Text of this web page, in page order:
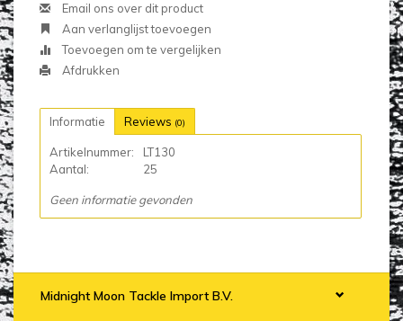
Email ons over dit product
Aan verlanglijst toevoegen
Toevoegen om te vergelijken
Afdrukken
Informatie Reviews (0)
Artikelnummer:
LT130
Aantal:
25
Geen informatie gevonden
Midnight Moon Tackle Import B.V.